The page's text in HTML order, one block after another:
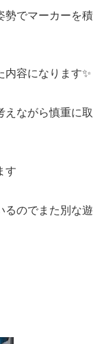
勢でマーカーを積
内容になります✨
えながら慎重に取
す
るのでまた別な遊